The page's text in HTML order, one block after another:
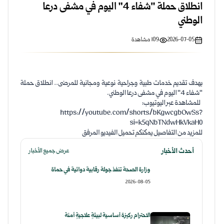
أحدث الأخبار عرض جميع الأخبار
وزارة الصحة تنفذ جولة رقابية دوائية في حماة
2026-08-05
الاحترام ركيزة أساسية لبيئةٍ علاجيةٍ آمنة
انطلاق حملة "شفاء 4" اليوم في مشفى درعا
الوطني
2026-07-05
109 مشاهدة
بهدف تقديم خدمات طبية وجراحية نوعية ومجانية للمرضى.. انطلاق حملة
"شفاء 4" اليوم في مشفى درعا الوطني.
للمشاهدة عبر اليوتيوب:
https://youtube.com/shorts/bKgwcgbOwSs?
si=k5qNbTNdwHkVkaH0
للمزيد من التفاصيل يمكنكم تحميل الفيديو المرفق